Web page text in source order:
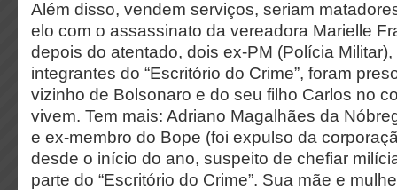
Além disso, vendem serviços, seriam
elo com o assassinato da vereadora Marielle
depois do atentado, dois ex-PM (Polícia
integrantes do “Escritório do Crime”, foram
vizinho de Bolsonaro e do seu filho Carlos no
vivem. Tem mais: Adriano Magalhães da
e ex-membro do Bope (foi expulso da
desde o início do ano, suspeito de chefiar
parte do “Escritório do Crime”. Sua mãe e